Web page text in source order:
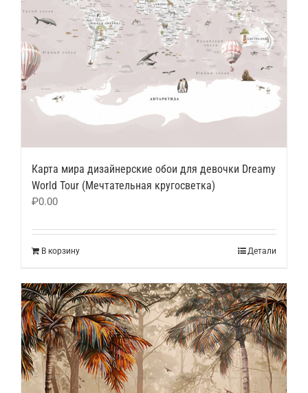
Карта мира дизайнерские обои для девочки Dreamy
World Tour (Мечтательная кругосветка)
₽0.00
В корзину Детали